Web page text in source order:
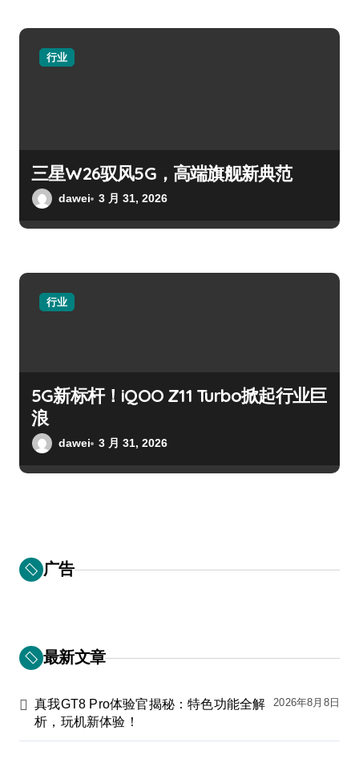
行业
三星W26驭风5G，高端旗舰新典范
dawei 3 月 31, 2026
行业
5G新标杆！iQOO Z11 Turbo掀起行业巨
浪
dawei 3 月 31, 2026
广告
最新文章
真我GT8 Pro体验官揭秘：特色功能全解
析，玩机新体验！
2026年8月8日